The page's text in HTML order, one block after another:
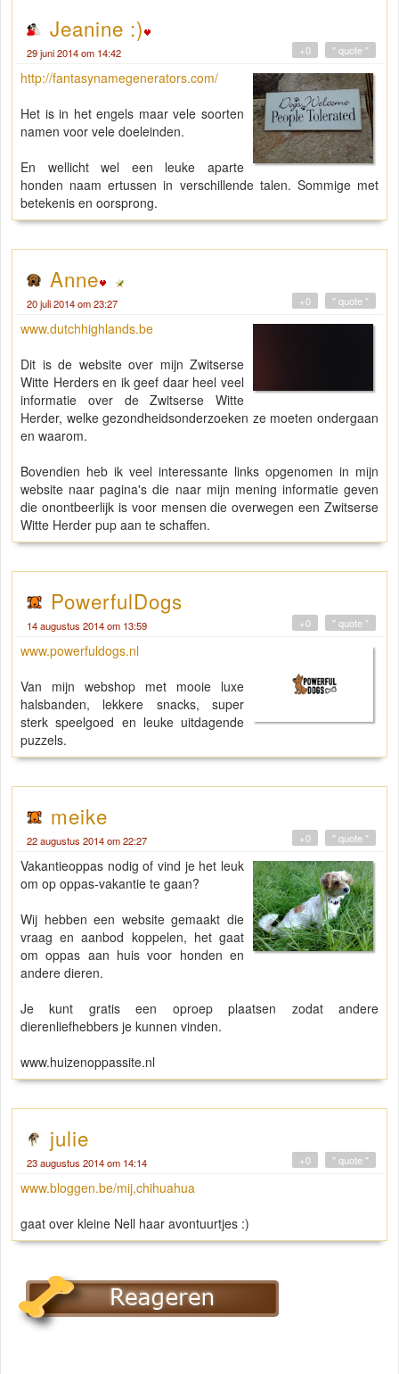
Jeanine :)
29 juni 2014 om 14:42 " quote "
+0
http://fantasynamegenerators.com/
Het is in het engels maar vele soorten
namen voor vele doeleinden.
En wellicht wel een leuke aparte
honden naam ertussen in verschillende talen. Sommige met
betekenis en oorsprong.
Anne
20 juli 2014 om 23:27 " quote "
+0
www.dutchhighlands.be
Dit is de website over mijn Zwitserse
Witte Herders en ik geef daar heel veel
informatie over de Zwitserse Witte
Herder, welke gezondheidsonderzoeken ze moeten ondergaan
en waarom.
Bovendien heb ik veel interessante links opgenomen in mijn
website naar pagina's die naar mijn mening informatie geven
die onontbeerlijk is voor mensen die overwegen een Zwitserse
Witte Herder pup aan te schaffen.
PowerfulDogs
14 augustus 2014 om 13:59 " quote "
+0
www.powerfuldogs.nl
Van mijn webshop met mooie luxe
halsbanden, lekkere snacks, super
sterk speelgoed en leuke uitdagende
puzzels.
meike
22 augustus 2014 om 22:27 " quote "
+0
Vakantieoppas nodig of vind je het leuk
om op oppas-vakantie te gaan?
Wij hebben een website gemaakt die
vraag en aanbod koppelen, het gaat
om oppas aan huis voor honden en
andere dieren.
Je kunt gratis een oproep plaatsen zodat andere
dierenliefhebbers je kunnen vinden.
www.huizenoppassite.nl
julie
23 augustus 2014 om 14:14 " quote "
+0
www.bloggen.be/mij,chihuahua
gaat over kleine Nell haar avontuurtjes :)